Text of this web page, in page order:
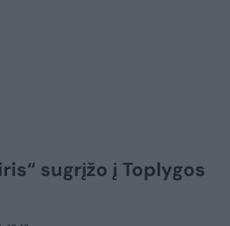
sugrįžo į Toplygos